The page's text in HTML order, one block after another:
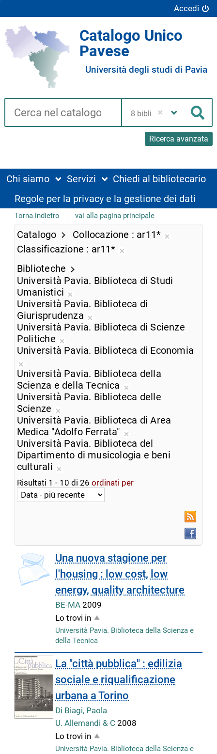
Accedi
Catalogo Unico
Pavese
Università degli studi di Pavia
Cerca su "Catalogo"
Ricerca avanzata
biblioteca
Chi siamo Servizi
Chiedi al bibliotecario
Regole per la privacy e la gestione dei dati
Torna indietro vai alla pagina principale
Catalogo Collocazione
ar11*
corrente
Classificazione
ar11*
ricerca
Biblioteche
Università Pavia. Biblioteca di Studi
Umanistici
Rimuovi
dalla
ricerca
Università Pavia. Biblioteca di
Giurisprudenza
Rimuovi
ricerca
Università Pavia. Biblioteca di Scienze
Politiche
Rimuovi
ricerca
corrente
Università Pavia. Biblioteca di Economia
Rimuovi
dalla
ricerca
corrente
Università Pavia. Biblioteca della
Scienza e della Tecnica
Rimuovi
ricerca
corrente
Università Pavia. Biblioteca delle
Scienze
Rimuovi
dalla
ricerca
corrente
Università Pavia. Biblioteca di Area
Medica "Adolfo Ferrata"
Rimuovi
dalla
Università Pavia. Biblioteca del
Dipartimento di musicologia e beni
culturali
Rimuovi
dalla
ricerca
Risultati 1 - 10 di 26 ordinati per
RSS
Una nuova stagione per
l'housing : low cost, low
energy, quality architecture
BE-MA2009
Lo trovi in
Università Pavia. Biblioteca della Scienza e
della Tecnica
La "città pubblica" : edilizia
sociale e riqualificazione
urbana a Torino
Di Biagi, Paola
U. Allemandi & C2008
Lo trovi in
Università Pavia. Biblioteca della Scienza e